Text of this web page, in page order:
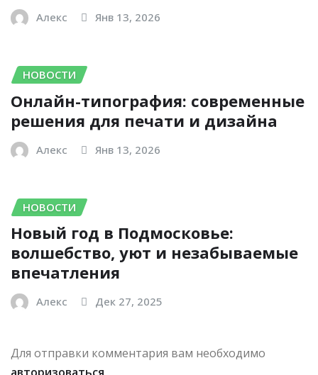
Алекс Янв 13, 2026
НОВОСТИ
Онлайн-типография: современные
решения для печати и дизайна
Алекс Янв 13, 2026
НОВОСТИ
Новый год в Подмосковье:
волшебство, уют и незабываемые
впечатления
Алекс Дек 27, 2025
Для отправки комментария вам необходимо